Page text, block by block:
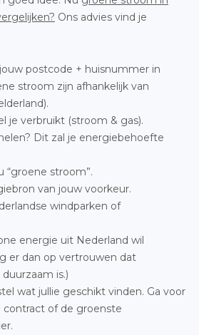
Ons advies vind je
postcode + huisnummer in
stroom zijn afhankelijk van
je verbruikt (stroom & gas).
Dit zal je energiebehoefte
“groene stroom”.
van jouw voorkeur.
windparken of
energie uit Nederland wil
er dan op vertrouwen dat
is.)
wat jullie geschikt vinden. Ga voor
of de groenste